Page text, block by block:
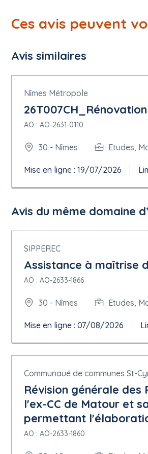
Ces avis peuvent
Avis similaires
Nîmes Métropole
AO : AO-2631-0110
30 - Nîmes Etudes,
Mise en ligne : 19/07/2026
Avis du même domaine
SIPPEREC
Assistance à maîtrise
AO : AO-2633-1866
30 - Nîmes Etudes,
Mise en ligne : 07/08/2026
Communaué de communes St-
Révision générale
l'ex-CC de Matour et
permettant
AO : AO-2633-1860